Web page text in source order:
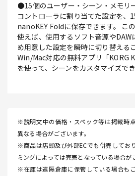
●15個のユーザー・シーン・メモリ
コントローラに割り当てた設定を、
nanoKEY Foldに保存できます。 こ
使えば、使用するソフト音源やDAW
め用意した設定を瞬時に切り替える
Win/Mac対応の無料アプリ「KORG
を使って、シーンをカスタマイズでき
※説明文中の価格・スペック等は掲載時
異なる場合がございます。
※商品は店頭及び外部ECでも併売してお
ミングによっては完売となっている場合が
※在庫は遠隔倉庫に保管している場合も